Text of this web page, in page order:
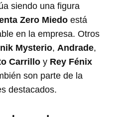
siendo una figura
Zero Miedo está
en la empresa. Otros
Mysterio, Andrade,
Carrillo y Rey Fénix
son parte de la
destacados.